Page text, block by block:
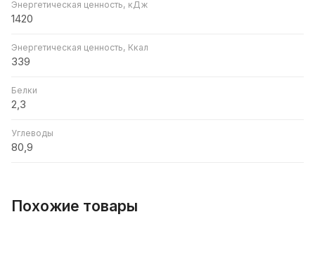
Энергетическая ценность, кДж
1420
Энергетическая ценность, Ккал
339
Белки
2,3
Углеводы
80,9
Похожие товары